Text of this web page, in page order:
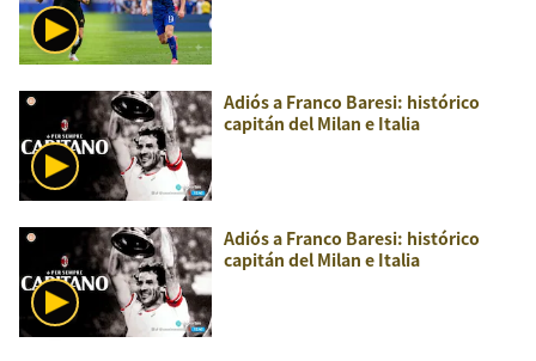
Adiós a Franco Baresi: histórico
capitán del Milan e Italia
Adiós a Franco Baresi: histórico
capitán del Milan e Italia